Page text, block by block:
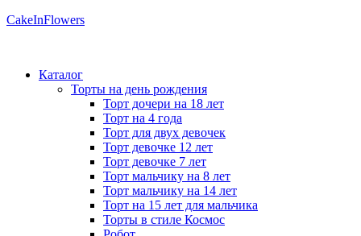
CakeInFlowers
Каталог
Торты на день рождения
Торт дочери на 18 лет
Торт на 4 года
Торт для двух девочек
Торт девочке 12 лет
Торт девочке 7 лет
Торт мальчику на 8 лет
Торт мальчику на 14 лет
Торт на 15 лет для мальчика
Торты в стиле Космос